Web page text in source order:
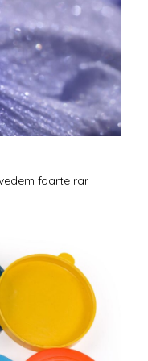
foarte rar